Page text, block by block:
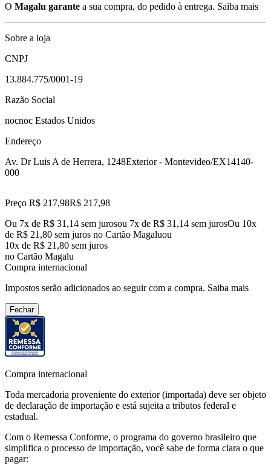
O Magalu garante a sua compra, do pedido à entrega. Saiba mais
Sobre a loja
CNPJ
13.884.775/0001-19
Razão Social
nocnoc Estados Unidos
Endereço
Av. Dr Luis A de Herrera, 1248Exterior - Montevideo/EX14140-
000
Preço R$ 217,98R$ 217,98
Ou 7x de R$ 31,14 sem jurosou 7x de R$ 31,14 sem jurosOu 10x
de R$ 21,80 sem juros no Cartão Magaluou
10x de R$ 21,80 sem juros
no Cartão Magalu
Compra internacional
Impostos serão adicionados ao seguir com a compra. Saiba mais
Fechar
Compra internacional
Toda mercadoria proveniente do exterior (importada) deve ser objeto
de declaração de importação e está sujeita a tributos federal e
estadual.
Com o Remessa Conforme, o programa do governo brasileiro que
simplifica o processo de importação, você sabe de forma clara o que
pagar: